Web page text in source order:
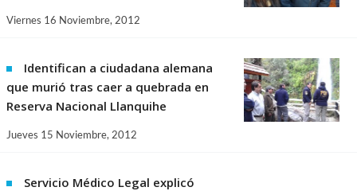
Viernes 16 Noviembre, 2012
Identifican a ciudadana alemana
que murió tras caer a quebrada en
Reserva Nacional Llanquihe
Jueves 15 Noviembre, 2012
Servicio Médico Legal explicó